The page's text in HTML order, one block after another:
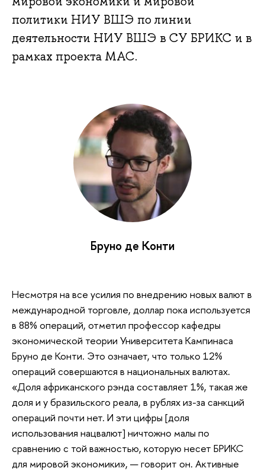
политики НИУ ВШЭ по линии
деятельности НИУ ВШЭ в СУ БРИКС и в
рамках проекта МАС.
Бруно де Конти
Несмотря на все усилия по внедрению новых валют в
международной торговле, доллар пока используется
в 88% операций, отметил профессор кафедры
экономической теории Университета Кампинаса
Бруно де Конти. Это означает, что только 12%
операций совершаются в национальных валютах.
«Доля африканского рэнда составляет 1%, такая же
доля и у бразильского реала, в рублях из-за санкций
операций почти нет. И эти цифры [доля
использования нацвалют] ничтожно малы по
сравнению с той важностью, которую несет БРИКС
для мировой экономики», — говорит он. Активные